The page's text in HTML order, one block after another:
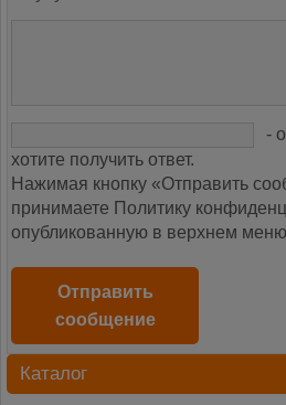
Каталог
-
хотите получить ответ.
Нажимая кнопку «Отправить
принимаете Политику
опубликованную в верхнем
Отправить
сообщение